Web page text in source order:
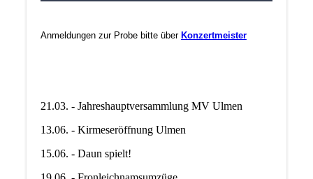
Anmeldungen zur Probe bitte über Konzertmeister
21.03. - Jahreshauptversammlung MV Ulmen
13.06. - Kirmeseröffnung Ulmen
15.06. - Daun spielt!